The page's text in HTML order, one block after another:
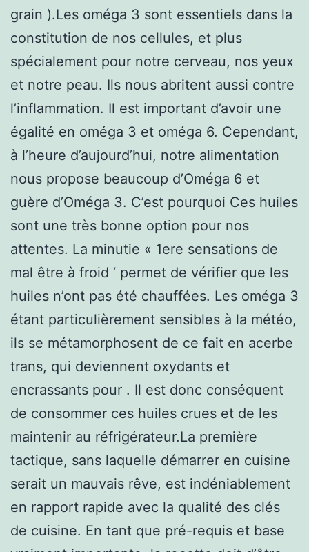
grain ).Les oméga 3 sont essentiels dans la
constitution de nos cellules, et plus
spécialement pour notre cerveau, nos yeux
et notre peau. Ils nous abritent aussi contre
l’inflammation. Il est important d’avoir une
égalité en oméga 3 et oméga 6. Cependant,
à l’heure d’aujourd’hui, notre alimentation
nous propose beaucoup d’Oméga 6 et
guère d’Oméga 3. C’est pourquoi Ces huiles
sont une très bonne option pour nos
attentes. La minutie « 1ere sensations de
mal être à froid ‘ permet de vérifier que les
huiles n’ont pas été chauffées. Les oméga 3
étant particulièrement sensibles à la météo,
ils se métamorphosent de ce fait en acerbe
trans, qui deviennent oxydants et
encrassants pour . Il est donc conséquent
de consommer ces huiles crues et de les
maintenir au réfrigérateur.La première
tactique, sans laquelle démarrer en cuisine
serait un mauvais rêve, est indéniablement
en rapport rapide avec la qualité des clés
de cuisine. En tant que pré-requis et base